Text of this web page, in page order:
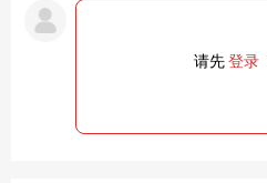
请先登录